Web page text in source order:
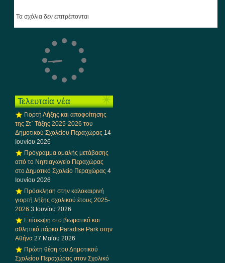
Τα σχόλια δεν επιτρέπονται
Τελευταία νέα
Γιορτή Λήξης και αποφοίτησης
της Στ΄ Τάξης 2025-2026 του
Δημοτικού Σχολείου Περαχώρας 14
Ιουνίου 2026
Πρόγραμμα ομαλής μετάβασης
από το Νηπιαγωγείο Περαχώρας
στο Δημοτικό Σχολείο Περαχώρας 4
Ιουνίου 2026
Πρόσκληση στην καλοκαιρινή
γιορτή λήξης σχολικού έτους 2025-
2026 3 Ιουνίου 2026
Επίσκεψη στο βιωματικό και
αθλητικό πάρκο Paradise Park στην
Αθήνα 27 Μαΐου 2026
Πρώτη θέση του Δημοτικού
Σχολείου Περαχώρας στον Σχολικό